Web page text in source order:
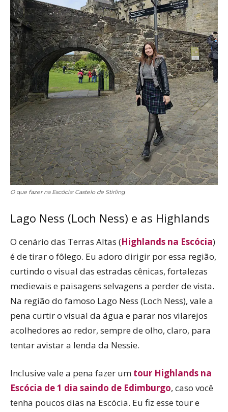
O que fazer na Escócia: Castelo de Stirling
Lago Ness (Loch Ness) e as Highlands
O cenário das Terras Altas (Highlands na Escócia)
é de tirar o fôlego. Eu adoro dirigir por essa região,
curtindo o visual das estradas cênicas, fortalezas
medievais e paisagens selvagens a perder de vista.
Na região do famoso Lago Ness (Loch Ness), vale a
pena curtir o visual da água e parar nos vilarejos
acolhedores ao redor, sempre de olho, claro, para
tentar avistar a lenda da Nessie.
Inclusive vale a pena fazer um tour Highlands na
Escócia de 1 dia saindo de Edimburgo, caso você
tenha poucos dias na Escócia. Eu fiz esse tour e